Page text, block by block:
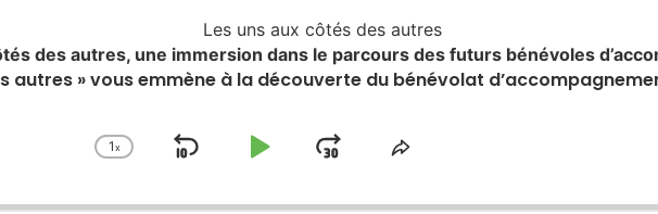
Les uns aux côtés des autres
des autres, une immersion dans le parcours des futurs bénévoles
autres » vous emmène à la découverte du bénévolat
Change
Rate
1x
Skip
Play JumpShare
Episode